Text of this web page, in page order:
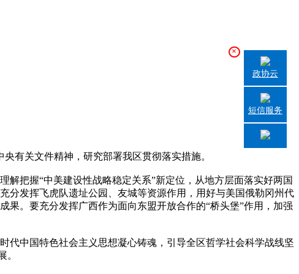
有关文件精神，研究部署我区贯彻落实措施。
把握“中美建设性战略稳定关系”新定位，从地方层面落实好两国
分发挥飞虎队遗址公园、友城等资源作用，用好与美国俄勒冈州代
。要充分发挥广西作为面向东盟开放合作的“桥头堡”作用，加强
中国特色社会主义思想凝心铸魂，引导全区哲学社会科学战线坚
。
×
政协云
短信服务